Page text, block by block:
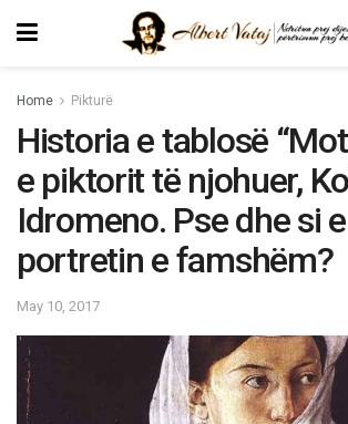
Home Pikturë
Historia e tablosë
e piktorit të njohuer,
Idromeno. Pse dhe si
portretin e famshëm?
May 10, 2017